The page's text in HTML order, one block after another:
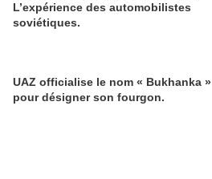
L’expérience des automobilistes
soviétiques.
UAZ officialise le nom « Bukhanka »
pour désigner son fourgon.